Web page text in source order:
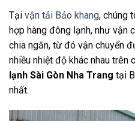
Tại vận tải Bảo khang, chúng
hợp hàng đông lạnh, như vận
chia ngăn, từ đó vận chuyển
nhiều nhiệt độ khác nhau trên
lạnh Sài Gòn Nha Trang tại
nhất.